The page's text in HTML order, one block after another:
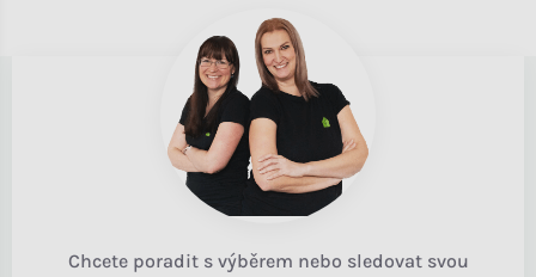
Chcete poradit s výběrem nebo sledovat svou